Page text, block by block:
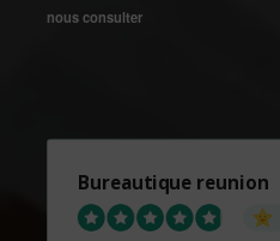
nous consulter
Bureautique reunion